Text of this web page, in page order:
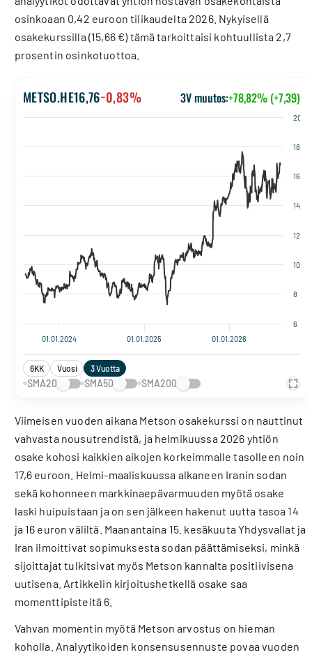
osinkoaan 0,42 euroon tilikaudelta 2026. Nykyisellä
osakekurssilla (15,66 €) tämä tarkoittaisi kohtuullista 2,7
prosentin osinkotuottoa.
METSO.HE16,76−0,83% 3V muutos:+78,82% (+7,39)
01.01.2024 01.01.2025 01.01.2026
6
8
10
12
14
16
18
20
6KK Vuosi 3 Vuotta
SMA20 SMA50 SMA200
Viimeisen vuoden aikana Metson osakekurssi on nauttinut
vahvasta nousutrendistä, ja helmikuussa 2026 yhtiön
osake kohosi kaikkien aikojen korkeimmalle tasolleen noin
17,6 euroon. Helmi-maaliskuussa alkaneen Iranin sodan
sekä kohonneen markkinaepävarmuuden myötä osake
laski huipuistaan ja on sen jälkeen hakenut uutta tasoa 14
ja 16 euron väliltä. Maanantaina 15. kesäkuuta Yhdysvallat ja
Iran ilmoittivat sopimuksesta sodan päättämiseksi, minkä
sijoittajat tulkitsivat myös Metson kannalta positiivisena
uutisena. Artikkelin kirjoitushetkellä osake saa
momenttipisteitä 6.
Vahvan momentin myötä Metson arvostus on hieman
koholla. Analyytikoiden konsensusennuste povaa vuoden